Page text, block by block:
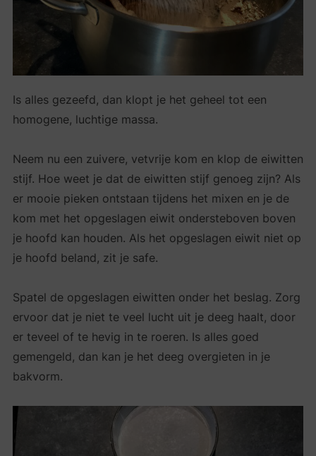
Is alles gezeefd, dan klopt je het geheel tot een
homogene, luchtige massa.
Neem nu een zuivere, vetvrije kom en klop de eiwitten
stijf. Hoe weet je dat de eiwitten stijf genoeg zijn? Als
er mooie pieken ontstaan tijdens het mixen en je de
kom met het opgeslagen eiwit ondersteboven boven
je hoofd kan houden. Als het opgeslagen eiwit niet op
je hoofd beland, zit je safe.
Spatel de opgeslagen eiwitten onder het beslag. Zorg
ervoor dat je niet te veel lucht uit je deeg haalt, door
er teveel of te hevig in te roeren. Is alles goed
gemengeld, dan kan je het deeg overgieten in je
bakvorm.